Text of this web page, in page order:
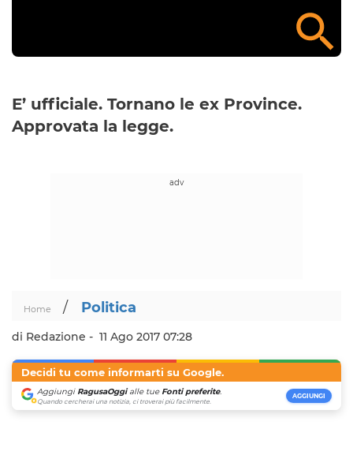
E’ ufficiale. Tornano le ex Province.
Approvata la legge.
Home / Politica
di Redazione - 11 Ago 2017 07:28
Decidi tu come informarti su Google.
Aggiungi RagusaOggialle tue Fonti preferite.
Quando cercherai una notizia, ci troverai più facilmente.
AGGIUNGI